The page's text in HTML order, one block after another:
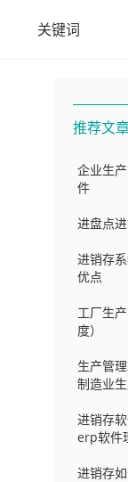
关键词
推荐文
企业生
件
进盘点
进销存
优点
工厂生
度）
生产管
制造业
进销存
erp软件
进销存